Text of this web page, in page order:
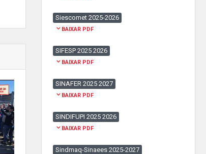
Siescomet 2025-2026
BAIXAR PDF
SIFESP 2025 2026
BAIXAR PDF
SINAFER 2025 2027
BAIXAR PDF
SINDIFUPI 2025 2026
BAIXAR PDF
Sindmaq-Sinaees 2025-2027